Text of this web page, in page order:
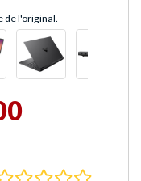
de l'original.